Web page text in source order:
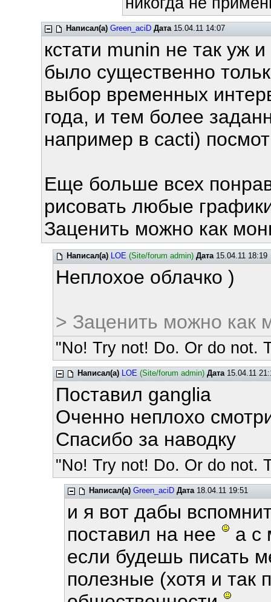
Написал(а) Green_aciD Дата15.04.11 14:07
кстати munin не так уж
было существенно
выбор временных
года, и тем более
например в cacti)
Еще больше всех
рисовать любые
Заценить можно как
Написал(а) LOE (Site/forum admin) Дата15.04.11 18:19
Неплохое облачко )
> Заценить можно как
"No! Try not! Do. Or do not.
Написал(а) LOE (Site/forum admin) Дата15.04.11
Поставил ganglia
Оченно неплохо
Спасибо за наводку
"No! Try not! Do. Or do not.
Написал(а) Green_aciD Дата18.04.11 19:51
и я вот дабы
поставил на нее
а с
если будешь писать
полезные (хотя и так